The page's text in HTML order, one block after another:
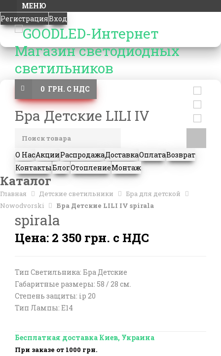
МЕНЮ
РегистрацияВход
0 ГРН. С НДС
О НасАкцииРаспродажаДоставкаОплатаВозврат
КонтактыБлогОтоплениеМонтаж
Каталог
Главная Детские светильники
Бра для детской
Nowodvorski
Бра Детские LILI IV spirala
Бра Детские LILI IV
spirala
Цена: 2 350 грн. с НДС
Тип Светильника: Бра Детские
Габаритные размеры: 58 / 28 см.
Степень защиты: ip 20
Тип Лампы: E14
Бесплатная доставка Киев, Украина
При заказе от 1000 грн.